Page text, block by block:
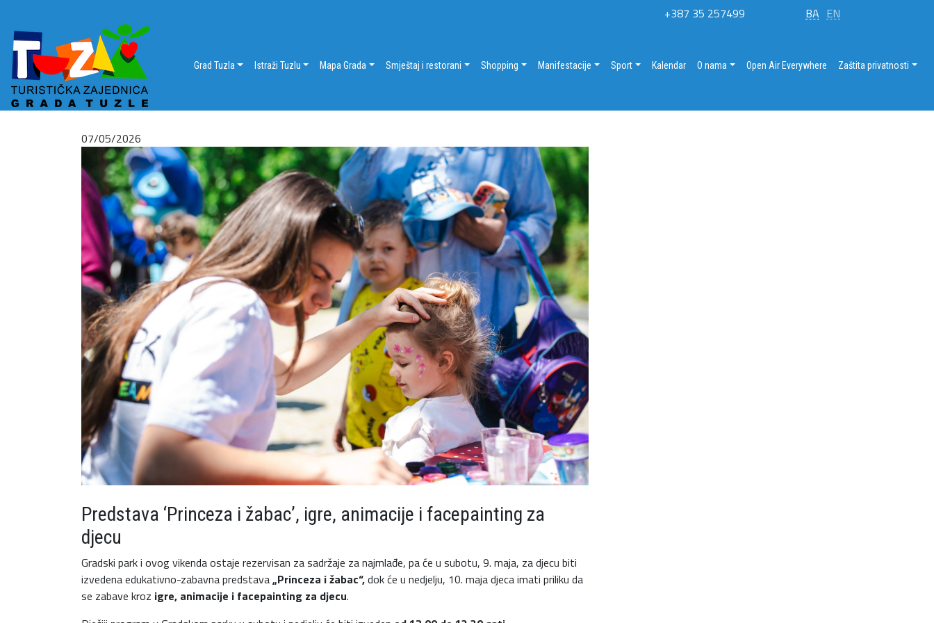
BA EN
+387 35 257499
Grad Tuzla Istraži Tuzlu Mapa Grada Smještaj i restorani Shopping Manifestacije Sport Kalendar O nama Open Air Everywhere Zaštita privatnosti
07/05/2026
Predstava ‘Princeza i žabac’, igre, animacije i facepainting za
djecu
Gradski park i ovog vikenda ostaje rezervisan za sadržaje za najmlađe, pa će u subotu, 9. maja, za djecu biti
izvedena edukativno-zabavna predstava„Princeza i žabac“,dok će u nedjelju, 10. maja djeca imati priliku da
se zabave kroz igre, animacije i facepainting za djecu.